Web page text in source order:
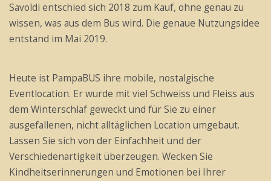
Savoldi entschied sich 2018 zum Kauf, ohne genau zu
wissen, was aus dem Bus wird. Die genaue Nutzungsidee
entstand im Mai 2019.
Heute ist PampaBUS ihre mobile, nostalgische
Eventlocation. Er wurde mit viel Schweiss und Fleiss aus
dem Winterschlaf geweckt und für Sie zu einer
ausgefallenen, nicht alltäglichen Location umgebaut.
Lassen Sie sich von der Einfachheit und der
Verschiedenartigkeit überzeugen. Wecken Sie
Kindheitserinnerungen und Emotionen bei Ihrer